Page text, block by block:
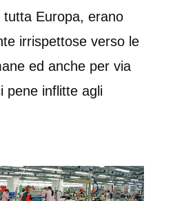
tutta Europa, erano
irrispettose verso le
ed anche per via
pene inflitte agli